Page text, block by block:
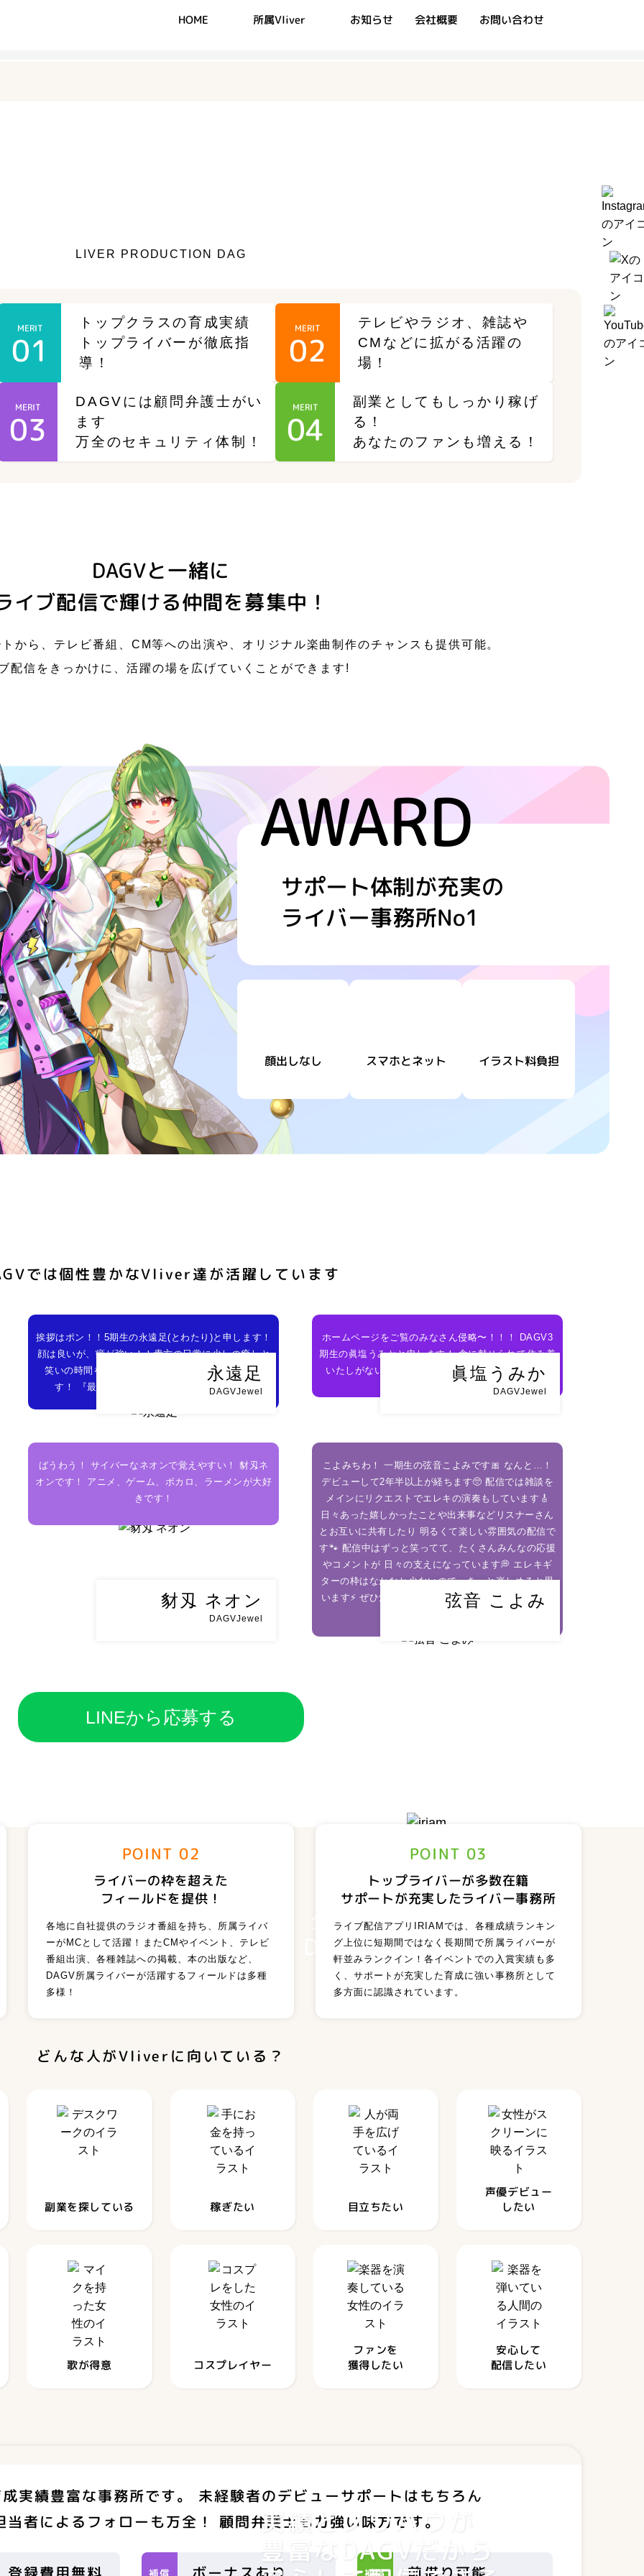
HOME 所属Vliver お知らせ 会社概要 お問い合わせ
LIVER PRODUCTION DAG
MERIT
01
トップクラスの育成実績
トップライバーが徹底指
導！
MERIT
02
テレビやラジオ、雑誌や
CMなどに拡がる活躍の
場！
MERIT
03
DAGVには顧問弁護士がい
ます
万全のセキュリティ体制！
MERIT
04
副業としてもしっかり稼げ
る！
あなたのファンも増える！
DAGVと一緒に
イブ配信で輝ける仲間を募集中！
から、テレビ番組、 CM等への出演や、オリジナル楽曲制作のチャンスも提供可能。
配信をきっかけに、活躍の場を広げていくことができます!
AWARD
サポート体制が充実の
ライバー事務所No1
顔出しなし スマホとネット イラスト料負担
では個性豊かなVliver達が活躍しています
挨拶はポン！！5期生の永遠足(とわたり)と申します！
顔は良いが、癖が強い！！貴方の日常に少しの癒しと
笑いの時間を！ 夜21時から配信でお届けしていま
す！ 『最高のオモロい男目指して』奮闘中！
永遠足
DAGVJewel
ホームページをご覧のみなさん侵略〜！！！ DAGV3
期生の眞塩うみかと申します！ 食に魅せられて住み着
いたしがない宇宙人ですが、以後お見知りおきを！
眞塩うみか
DAGVJewel
ばうわう！ サイバーなネオンで覚えやすい！ 豺刄ネ
オンです！ アニメ、ゲーム、ボカロ、ラーメンが大好
きです！
豺刄 ネオン
DAGVJewel
こよみちわ！ 一期生の弦音こよみです🎀 なんと…！
デビューして2年半以上が経ちます🥺 配信では雑談を
メインにリクエストでエレキの演奏もしています🎸
日々あった嬉しかったことや出来事などリスナーさん
とお互いに共有したり 明るくて楽しい雰囲気の配信で
す🐾 配信中はずっと笑ってて、たくさんみんなの応援
やコメントが 日々の支えになっています💭 エレキギ
ターの枠はなかなか少ないので、きっと楽しめると思
います⚡️ ぜひ気軽に自分の好きなペースで遊びにきて
弦音 こよみ
LINEから応募する
公認ライバー事務所の
DAGVだからできること
POINT 02
ライバーの枠を超えた
フィールドを提供！
各地に自社提供のラジオ番組を持ち、所属ライバ
ーがMCとして活躍！またCMやイベント、テレビ
番組出演、各種雑誌への掲載、本の出版など、
DAGV所属ライバーが活躍するフィールドは多種
多様！
POINT 03
トップライバーが多数在籍
サポートが充実したライバー事務所
ライブ配信アプリIRIAMでは、各種成績ランキン
グ上位に短期間ではなく長期間で所属ライバーが
軒並みランクイン！各イベントでの入賞実績も多
く、サポートが充実した育成に強い事務所として
多方面に認識されています。
どんな人がVliverに向いている？
副業を探している 稼ぎたい 目立ちたい
声優デビュー
したい
歌が得意 コスプレイヤー
ファンを
獲得したい
安心して
配信したい
実績とノウハウが
豊富なDAGVだから
実績豊富な事務所です。 未経験者のデビューサポートはもちろん
当者によるフォローも万全！
顧問弁護士も力強い味方です。
補償 補償